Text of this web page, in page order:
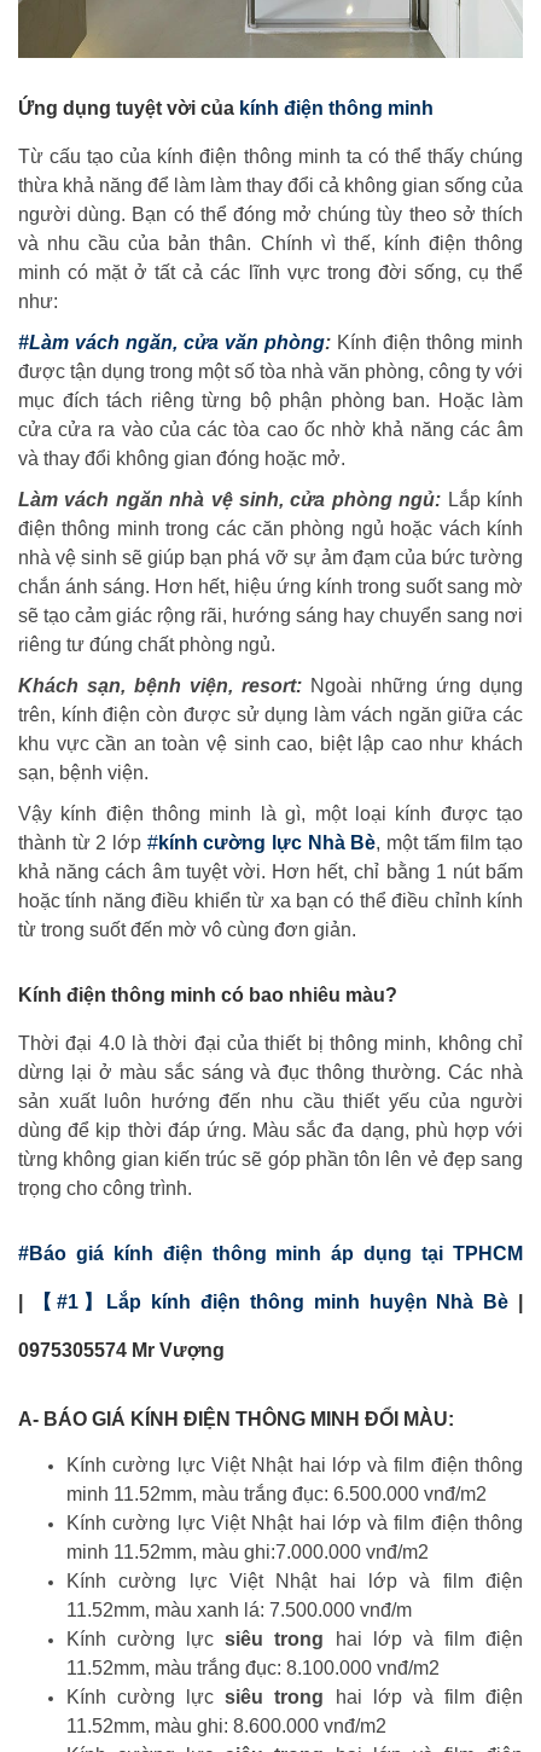
Ứng dụng tuyệt vời của kính điện thông minh
Từ cấu tạo của kính điện thông minh ta có thể thấy chúng
thừa khả năng để làm làm thay đổi cả không gian sống của
người dùng. Bạn có thể đóng mở chúng tùy theo sở thích
và nhu cầu của bản thân. Chính vì thế, kính điện thông
minh có mặt ở tất cả các lĩnh vực trong đời sống, cụ thể
như:
#Làm vách ngăn, cửa văn phòng: Kính điện thông minh
được tận dụng trong một số tòa nhà văn phòng, công ty với
mục đích tách riêng từng bộ phận phòng ban. Hoặc làm
cửa cửa ra vào của các tòa cao ốc nhờ khả năng các âm
và thay đổi không gian đóng hoặc mở.
Làm vách ngăn nhà vệ sinh, cửa phòng ngủ: Lắp kính
điện thông minh trong các căn phòng ngủ hoặc vách kính
nhà vệ sinh sẽ giúp bạn phá vỡ sự ảm đạm của bức tường
chắn ánh sáng. Hơn hết, hiệu ứng kính trong suốt sang mờ
sẽ tạo cảm giác rộng rãi, hướng sáng hay chuyển sang nơi
riêng tư đúng chất phòng ngủ.
Khách sạn, bệnh viện, resort: Ngoài những ứng dụng
trên, kính điện còn được sử dụng làm vách ngăn giữa các
khu vực cần an toàn vệ sinh cao, biệt lập cao như khách
sạn, bệnh viện.
Vậy kính điện thông minh là gì, một loại kính được tạo
thành từ 2 lớp #kính cường lực Nhà Bè, một tấm film tạo
khả năng cách âm tuyệt vời. Hơn hết, chỉ bằng 1 nút bấm
hoặc tính năng điều khiển từ xa bạn có thể điều chỉnh kính
từ trong suốt đến mờ vô cùng đơn giản.
Kính điện thông minh có bao nhiêu màu?
Thời đại 4.0 là thời đại của thiết bị thông minh, không chỉ
dừng lại ở màu sắc sáng và đục thông thường. Các nhà
sản xuất luôn hướng đến nhu cầu thiết yếu của người
dùng để kịp thời đáp ứng. Màu sắc đa dạng, phù hợp với
từng không gian kiến trúc sẽ góp phần tôn lên vẻ đẹp sang
trọng cho công trình.
#Báo giá kính điện thông minh áp dụng tại TPHCM
【#1】Lắp kính điện thông minh huyện Nhà Bè
0975305574 Mr Vượng
A- BÁO GIÁ KÍNH ĐIỆN THÔNG MINH ĐỔI MÀU:
Kính cường lực Việt Nhật hai lớp và film điện thông
minh 11.52mm, màu trắng đục: 6.500.000 vnđ/m2
Kính cường lực Việt Nhật hai lớp và film điện thông
minh 11.52mm, màu ghi:7.000.000 vnđ/m2
Kính cường lực Việt Nhật hai lớp và film điện
11.52mm, màu xanh lá: 7.500.000 vnđ/m
Kính cường lựcsiêu trong hai lớp và film điện
11.52mm, màu trắng đục: 8.100.000 vnđ/m2
Kính cường lựcsiêu trong hai lớp và film điện
11.52mm, màu ghi: 8.600.000 vnđ/m2